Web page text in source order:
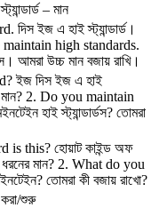
– মান
ইজ এ হাই স্ট্যান্ডার্ড।
maintain high standards.
আমরা উচ্চ মান বজায় রাখি।
ইজ দিস ইজ এ হাই
মান? 2. Do you maintain
হাই স্ট্যান্ডার্ডস? তোমরা
this? হোয়াট কাইন্ড অফ
ধরনের মান? 2. What do you
তোমরা কী বজায় রাখো?
শুরু